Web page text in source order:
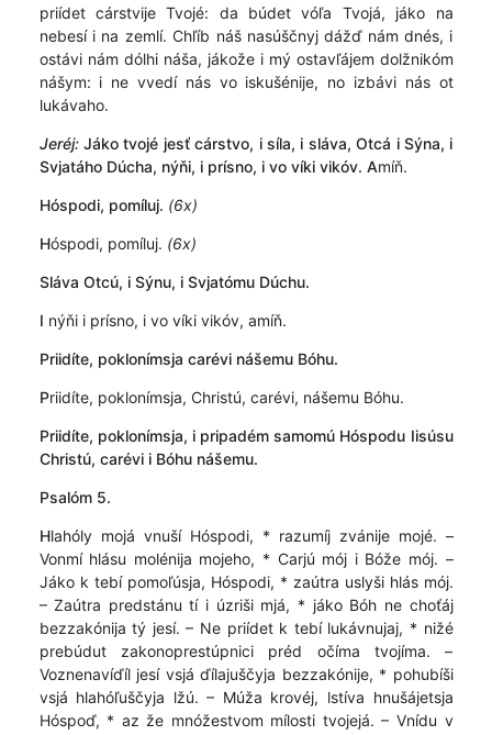
priídet cárstvije Tvojé: da búdet vóľa Tvojá, jáko na
nebesí i na zemlí. Chľíb náš nasúščnyj dážď nám dnés, i
ostávi nám dólhi náša, jákože i mý ostavľájem dolžnikóm
nášym: i ne vvedí nás vo iskušénije, no izbávi nás ot
lukávaho.
Jeréj:Jáko tvojé jesť cárstvo, i síla, i sláva, Otcá i Sýna, i
Svjatáho Dúcha, nýňi, i prísno, i vo víki vikóv. Amíň.
Hóspodi, pomíluj. (6x)
Hóspodi, pomíluj. (6x)
Sláva Otcú, i Sýnu, i Svjatómu Dúchu.
I nýňi i prísno, i vo víki vikóv, amíň.
Priidíte, poklonímsja carévi nášemu Bóhu.
Priidíte, poklonímsja, Christú, carévi, nášemu Bóhu.
Priidíte, poklonímsja, i pripadém samomú Hóspodu Iisúsu
Christú, carévi i Bóhu nášemu.
Psalóm 5.
Hlahóly mojá vnuší Hóspodi, * razumíj zvánije mojé. –
Vonmí hlásu molénija mojeho, * Carjú mój i Bóže mój. –
Jáko k tebí pomoľúsja, Hóspodi, * zaútra uslyši hlás mój.
– Zaútra predstánu tí i úzriši mjá, * jáko Bóh ne choťáj
bezzakónija tý jesí. – Ne priídet k tebí lukávnujaj, * nižé
prebúdut zakonoprestúpnici préd očíma tvojíma. –
Voznenavíďíl jesí vsjá ďílajuščyja bezzakónije, * pohubíši
vsjá hlahóľuščyja lžú. – Múža krovéj, lstíva hnušájetsja
Hóspoď, * az že mnóžestvom mílosti tvojejá. – Vnídu v